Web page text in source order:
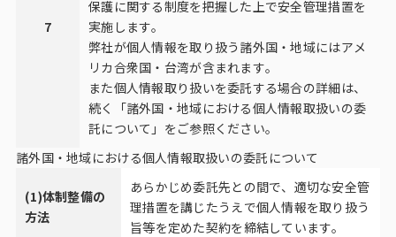
7
保護に関する制度を把握した上で安全管理措置を
実施します。
弊社が個人情報を取り扱う諸外国・地域にはアメ
リカ合衆国・台湾が含まれます。
また個人情報取り扱いを委託する場合の詳細は、
続く「諸外国・地域における個人情報取扱いの委
託について」をご参照ください。
諸外国・地域における個人情報取扱いの委託について
(1)体制整備の
方法
あらかじめ委託先との間で、適切な安全管
理措置を講じたうえで個人情報を取り扱う
旨等を定めた契約を締結しています。